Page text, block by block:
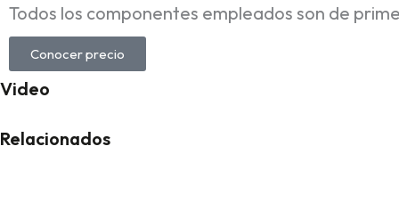
Todos los componentes empleados son de
Conocer precio
Video
Relacionados